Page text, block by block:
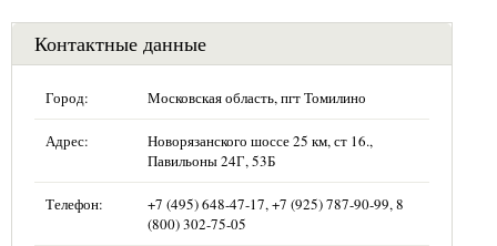
Контактные данные
Город: Московская область, пгт Томилино
Адрес:
Новорязанского шоссе 25 км, ст 16.,
Павильоны 24Г, 53Б
Телефон:
+7 (495) 648-47-17, +7 (925) 787-90-99, 8
(800) 302-75-05